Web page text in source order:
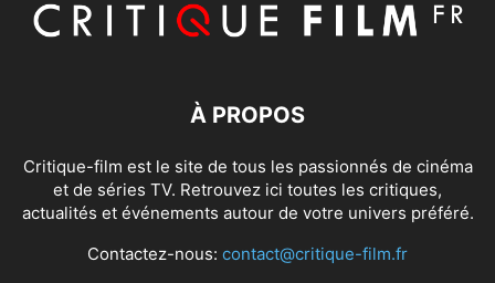
À PROPOS
Critique-film est le site de tous les passionnés de cinéma
et de séries TV. Retrouvez ici toutes les critiques,
actualités et événements autour de votre univers préféré.
Contactez-nous: contact@critique-film.fr